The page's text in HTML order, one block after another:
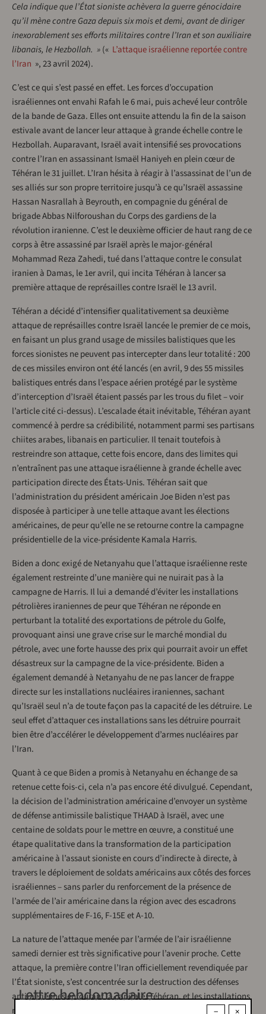
Cela indique que l’État sioniste achèvera la guerre génocidaire
qu’il mène contre Gaza depuis six mois et demi, avant de diriger
inexorablement ses efforts militaires contre l’Iran et son auxiliaire
libanais, le Hezbollah. »(« L’attaque israélienne reportée contre
l’Iran », 23 avril 2024).
C’est ce qui s’est passé en effet. Les forces d’occupation
israéliennes ont envahi Rafah le 6 mai, puis achevé leur contrôle
de la bande de Gaza. Elles ont ensuite attendu la fin de la saison
estivale avant de lancer leur attaque à grande échelle contre le
Hezbollah. Auparavant, Israël avait intensifié ses provocations
contre l’Iran en assassinant Ismaël Haniyeh en plein cœur de
Téhéran le 31 juillet. L’Iran hésita à réagir à l’assassinat de l’un de
ses alliés sur son propre territoire jusqu’à ce qu’Israël assassine
Hassan Nasrallah à Beyrouth, en compagnie du général de
brigade Abbas Nilforoushan du Corps des gardiens de la
révolution iranienne. C’est le deuxième officier de haut rang de ce
corps à être assassiné par Israël après le major-général
Mohammad Reza Zahedi, tué dans l’attaque contre le consulat
iranien à Damas, le 1er avril, qui incita Téhéran à lancer sa
première attaque de représailles contre Israël le 13 avril.
Téhéran a décidé d’intensifier qualitativement sa deuxième
attaque de représailles contre Israël lancée le premier de ce mois,
en faisant un plus grand usage de missiles balistiques que les
forces sionistes ne peuvent pas intercepter dans leur totalité : 200
de ces missiles environ ont été lancés (en avril, 9 des 55 missiles
balistiques entrés dans l’espace aérien protégé par le système
d’interception d’Israël étaient passés par les trous du filet – voir
l’article cité ci-dessus). L’escalade était inévitable, Téhéran ayant
commencé à perdre sa crédibilité, notamment parmi ses partisans
chiites arabes, libanais en particulier. Il tenait toutefois à
restreindre son attaque, cette fois encore, dans des limites qui
n’entraînent pas une attaque israélienne à grande échelle avec
participation directe des États-Unis. Téhéran sait que
l’administration du président américain Joe Biden n’est pas
disposée à participer à une telle attaque avant les élections
américaines, de peur qu’elle ne se retourne contre la campagne
présidentielle de la vice-présidente Kamala Harris.
Biden a donc exigé de Netanyahu que l’attaque israélienne reste
également restreinte d’une manière qui ne nuirait pas à la
campagne de Harris. Il lui a demandé d’éviter les installations
pétrolières iraniennes de peur que Téhéran ne réponde en
perturbant la totalité des exportations de pétrole du Golfe,
provoquant ainsi une grave crise sur le marché mondial du
pétrole, avec une forte hausse des prix qui pourrait avoir un effet
désastreux sur la campagne de la vice-présidente. Biden a
également demandé à Netanyahu de ne pas lancer de frappe
directe sur les installations nucléaires iraniennes, sachant
qu’Israël seul n’a de toute façon pas la capacité de les détruire. Le
seul effet d’attaquer ces installations sans les détruire pourrait
bien être d’accélérer le développement d’armes nucléaires par
l’Iran.
Quant à ce que Biden a promis à Netanyahu en échange de sa
retenue cette fois-ci, cela n’a pas encore été divulgué. Cependant,
la décision de l’administration américaine d’envoyer un système
de défense antimissile balistique THAAD à Israël, avec une
centaine de soldats pour le mettre en œuvre, a constitué une
étape qualitative dans la transformation de la participation
américaine à l’assaut sioniste en cours d’indirecte à directe, à
travers le déploiement de soldats américains aux côtés des forces
israéliennes – sans parler du renforcement de la présence de
l’armée de l’air américaine dans la région avec des escadrons
supplémentaires de F-16, F-15E et A-10.
La nature de l’attaque menée par l’armée de l’air israélienne
samedi dernier est très significative pour l’avenir proche. Cette
attaque, la première contre l’Iran officiellement revendiquée par
l’État sioniste, s’est concentrée sur la destruction des défenses
anti-aériennes entourant la capitale, Téhéran, et les installations
nucléaires de l’Iran, ainsi que sur la destruction des mélangeurs
Lettre hebdomadaire